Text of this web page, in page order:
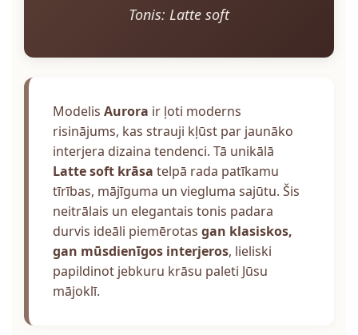
Tonis: Latte soft
Modelis Aurora ir ļoti moderns
risinājums, kas strauji kļūst par jaunāko
interjera dizaina tendenci. Tā unikālā
Latte soft krāsa telpā rada patīkamu
tīrības, mājīguma un viegluma sajūtu. Šis
neitrālais un elegantais tonis padara
durvis ideāli piemērotas gan klasiskos,
gan mūsdienīgos interjeros, lieliski
papildinot jebkuru krāsu paleti Jūsu
mājoklī.